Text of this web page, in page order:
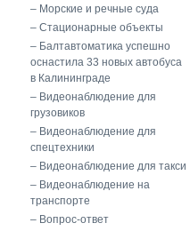
Морские и речные суда
Стационарные объекты
Балтавтоматика успешно
оснастила 33 новых автобуса
в Калининграде
Видеонаблюдение для
грузовиков
Видеонаблюдение для
спецтехники
Видеонаблюдение для такси
Видеонаблюдение на
транспорте
Вопрос-ответ